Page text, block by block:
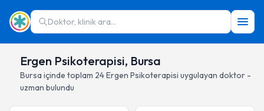
Doktor, klinik ara...
Ergen Psikoterapisi, Bursa
Bursa içinde toplam 24Ergen Psikoterapisi uygulayan doktor -
uzman bulundu